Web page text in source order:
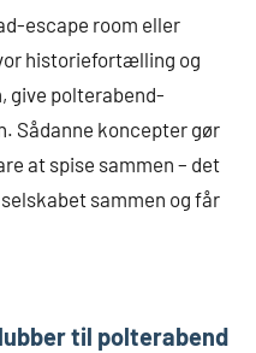
escape room eller
historiefortælling og
give polterabend-
Sådanne koncepter gør
at spise sammen – det
sammen og får
til polterabend